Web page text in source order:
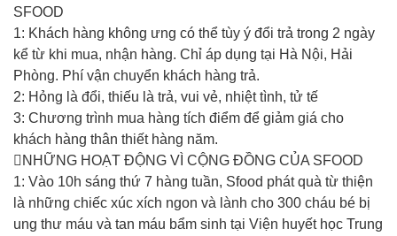
SFOOD
1: Khách hàng không ưng có thể tùy ý đổi trả trong 2 ngày
kể từ khi mua, nhận hàng. Chỉ áp dụng tại Hà Nội, Hải
Phòng. Phí vận chuyển khách hàng trả.
2: Hỏng là đổi, thiếu là trả, vui vẻ, nhiệt tình, tử tế
3: Chương trình mua hàng tích điểm để giảm giá cho
khách hàng thân thiết hàng năm.
NHỮNG HOẠT ĐỘNG VÌ CỘNG ĐỒNG CỦA SFOOD
1: Vào 10h sáng thứ 7 hàng tuần, Sfood phát quà từ thiện
là những chiếc xúc xích ngon và lành cho 300 cháu bé bị
ung thư máu và tan máu bẩm sinh tại Viện huyết học Trung